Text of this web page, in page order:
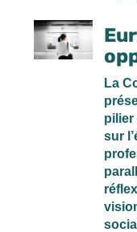
La
pilier
sur